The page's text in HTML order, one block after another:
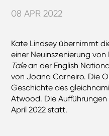
08 APR 2022
Kate Lindsey übernimmt
einer Neuinszenierung von
Talean der English
von Joana Carneiro. Die
Geschichte des
Atwood. Die Aufführungen
April 2022 statt.